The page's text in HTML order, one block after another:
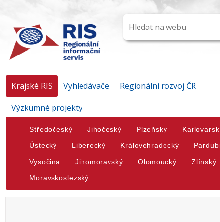
Krajské RIS Vyhledávače
Regionální rozvoj ČR
Výzkumné projekty
Středočeský Jihočeský Plzeňský
Ústecký Liberecký Královehradecký
Vysočina Jihomoravský Olomoucký Zlínský
Moravskoslezský